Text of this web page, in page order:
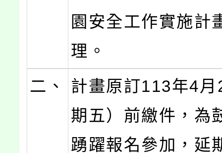
園安全工作實施計
理。
二、
計畫原訂113年4
期五）前繳件，為
踴躍報名參加，延